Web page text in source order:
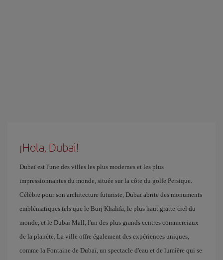
¡Hola, Dubai!
Dubaï est l'une des villes les plus modernes et les plus
impressionnantes du monde, située sur la côte du golfe Persique.
Célèbre pour son architecture futuriste, Dubaï abrite des monuments
emblématiques tels que le Burj Khalifa, le plus haut gratte-ciel du
monde, et le Dubai Mall, l'un des plus grands centres commerciaux
de la planète. La ville offre également des expériences uniques,
comme la Fontaine de Dubaï, un spectacle d'eau et de lumière qui se